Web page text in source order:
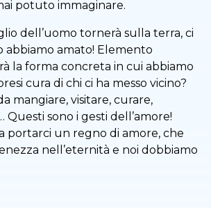
potuto immaginare.
dell’uomo tornerà sulla terra, ci
abbiamo amato! Elemento
la forma concreta in cui abbiamo
cura di chi ci ha messo vicino?
mangiare, visitare, curare,
Questi sono i gesti dell’amore!
portarci un regno di amore, che
nell’eternità e noi dobbiamo